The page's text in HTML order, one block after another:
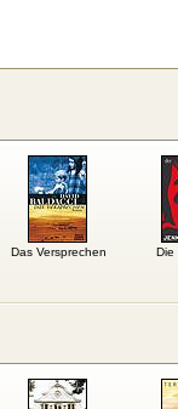
Das Versprechen Die